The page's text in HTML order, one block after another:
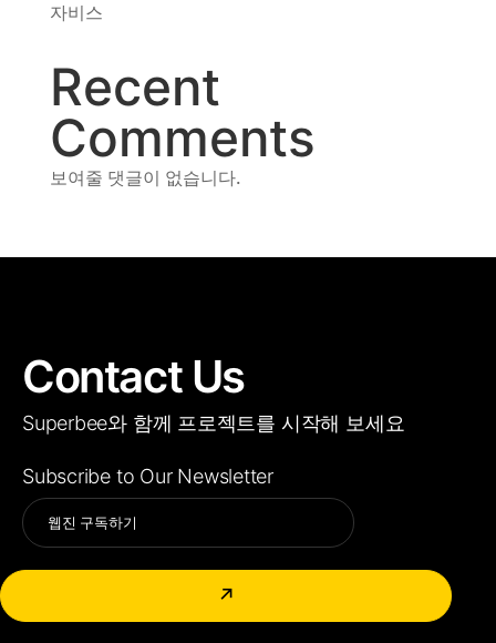
자비스
Recent
Comments
보여줄 댓글이 없습니다.
Contact Us
Superbee와 함께 프로젝트를 시작해 보세요
Subscribe to Our Newsletter
↗
Alternative: